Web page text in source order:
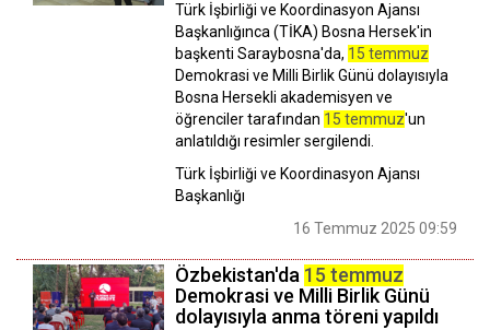
Türk İşbirliği ve Koordinasyon Ajansı
Başkanlığınca (TİKA) Bosna Hersek'in
başkenti Saraybosna'da, 15 temmuz
Demokrasi ve Milli Birlik Günü dolayısıyla
Bosna Hersekli akademisyen ve
öğrenciler tarafından 15 temmuz'un
anlatıldığı resimler sergilendi.
Türk İşbirliği ve Koordinasyon Ajansı
Başkanlığı
16 Temmuz 2025 09:59
Özbekistan'da 15 temmuz
Demokrasi ve Milli Birlik Günü
dolayısıyla anma töreni yapıldı